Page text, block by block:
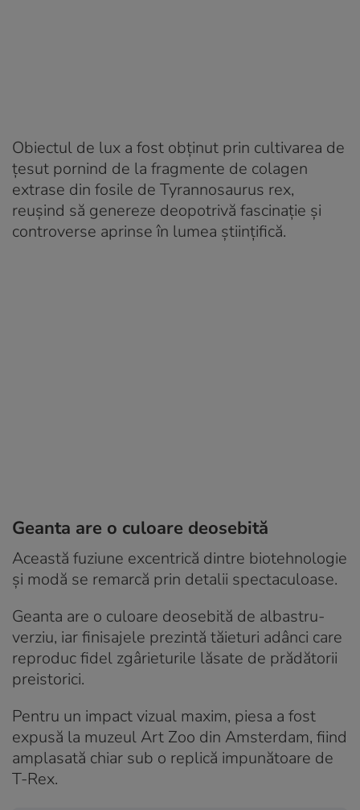
Obiectul de lux a fost obținut prin cultivarea de
țesut pornind de la fragmente de colagen
extrase din fosile de Tyrannosaurus rex,
reușind să genereze deopotrivă fascinație și
controverse aprinse în lumea științifică.
Geanta are o culoare deosebită
Această fuziune excentrică dintre biotehnologie
și modă se remarcă prin detalii spectaculoase.
Geanta are o culoare deosebită de albastru-
verziu, iar finisajele prezintă tăieturi adânci care
reproduc fidel zgârieturile lăsate de prădătorii
preistorici.
Pentru un impact vizual maxim, piesa a fost
expusă la muzeul Art Zoo din Amsterdam, fiind
amplasată chiar sub o replică impunătoare de
T-Rex.